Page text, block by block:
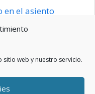
web y nuestro servicio.
en el asiento